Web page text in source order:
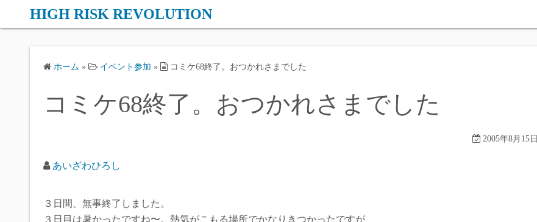
HIGH RISK REVOLUTION
ホーム » イベント参加 » コミケ68終了。おつかれさまでした
コミケ68終了。おつかれさまでした
2005年8月15日
あいざわひろし
３日間、無事終了しました。
３日目は暑かったですね〜。熱気がこもる場所でかなりきつかったですが